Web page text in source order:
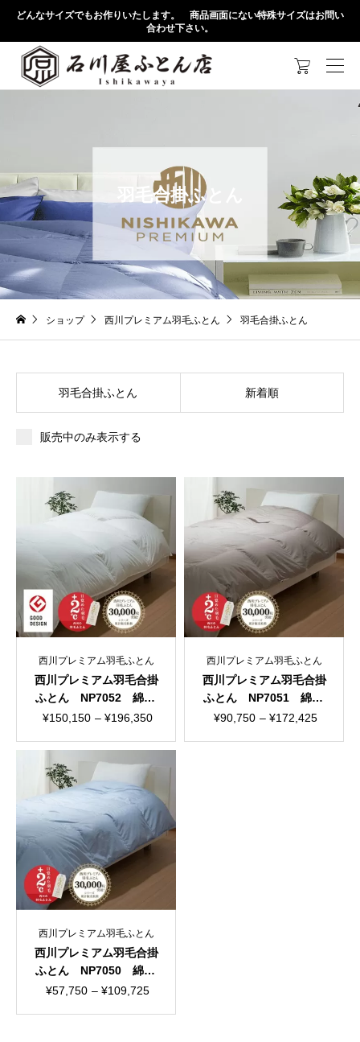
どんなサイズでもお作りいたします。 商品画面にない特殊サイズはお問い
合わせ下さい。

羽毛合掛ふとん
ショップ 西川プレミアム羽毛ふとん 羽毛合掛ふとん
羽毛合掛ふとん 新着順
販売中のみ表示する
西川プレミアム羽毛ふとん
西川プレミアム羽毛合掛
ふとん NP7052 綿10
0％ 80ラムコサテン
¥150,150 – ¥196,350
価
¥150,150
–
¥196,350
西川プレミアム羽毛ふとん
西川プレミアム羽毛合掛
ふとん NP7051 綿10
0％ 60ラムコサテン
¥90,750 – ¥172,425
価
西川プレミアム羽毛ふとん
西川プレミアム羽毛合掛
ふとん NP7050 綿10
0％ 60サテン 日本製
¥57,750 – ¥109,725
価